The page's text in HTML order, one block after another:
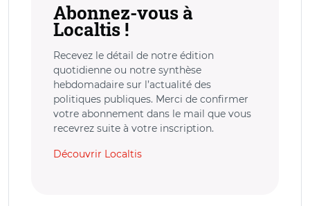
Abonnez-vous à
Localtis !
Recevez le détail de notre édition
quotidienne ou notre synthèse
hebdomadaire sur l’actualité des
politiques publiques. Merci de confirmer
votre abonnement dans le mail que vous
recevrez suite à votre inscription.
Découvrir Localtis